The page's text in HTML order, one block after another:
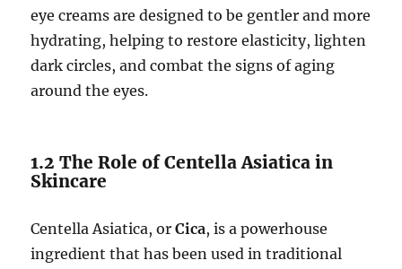
eye creams are designed to be gentler and more
hydrating, helping to restore elasticity, lighten
dark circles, and combat the signs of aging
around the eyes.
1.2 The Role of Centella Asiatica in
Skincare
Centella Asiatica, orCica, is a powerhouse
ingredient that has been used in traditional